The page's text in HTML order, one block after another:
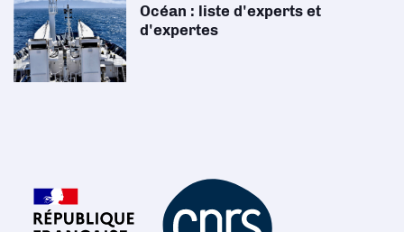
Océan : liste d'experts et
d'expertes